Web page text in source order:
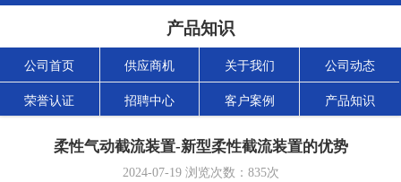
产品知识
公司首页 供应商机 关于我们 公司动态
荣誉认证 招聘中心 客户案例 产品知识
柔性气动截流装置-新型柔性截流装置的优势
2024-07-19浏览次数： 835次